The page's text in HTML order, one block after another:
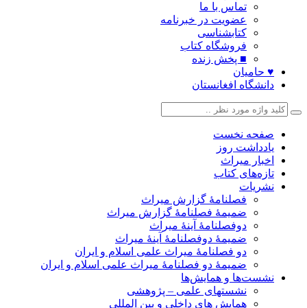
تماس با ما
عضویت در خبرنامه
کتابشناسی
فروشگاه کتاب
■ پخش زنده
♥ حامیان
دانشگاه افغانستان
صفحه نخست
یادداشت روز
اخبار میراث
تازه‌های کتاب
نشریات
فصلنامۀ گزارش میراث
ضمیمۀ فصلنامۀ گزارش میراث
دوفصلنامۀ آینۀ میراث
ضمیمۀ دوفصلنامۀ آینۀ میراث
دو فصلنامۀ میراث علمی اسلام و ایران
ضمیمۀ دو فصلنامۀ میراث علمی اسلام و ایران
نشست‌ها و همایش‌ها
نشستهای علمی – پژوهشی
همایش های داخلی و بین المللی